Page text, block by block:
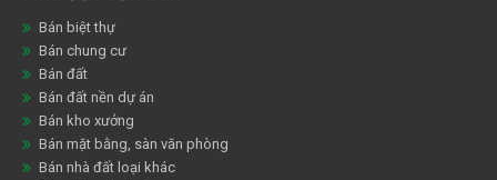
Bán biệt thự
Bán chung cư
Bán đất
Bán đất nền dự án
Bán kho xưởng
Bán mặt bằng, sàn văn phòng
Bán nhà đất loại khác